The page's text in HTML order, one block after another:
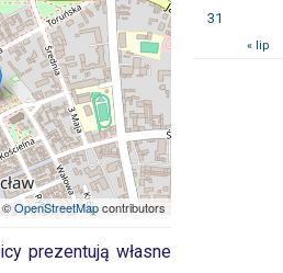
©OpenStreetMapcontributors
prezentują własne
31
« lip